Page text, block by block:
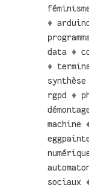
♦
data ♦
♦
rgpd ♦
machine
sociaux